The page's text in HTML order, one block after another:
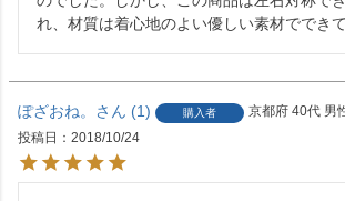
れ、材質は着心地のよい優しい素材でできて
ぽざおね。 1 購入者 京都府 40代 男
投稿日
2018/10/24